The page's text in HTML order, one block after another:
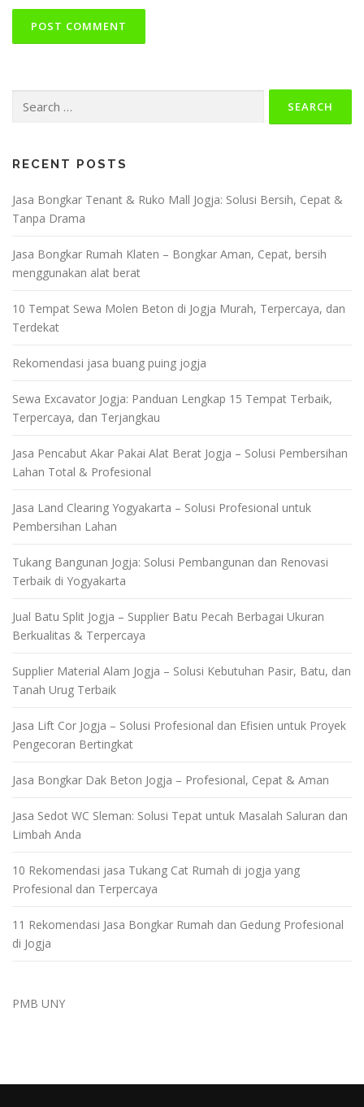
for:
RECENT POSTS
Jasa Bongkar Tenant & Ruko Mall Jogja: Solusi Bersih, Cepat &
Tanpa Drama
Jasa Bongkar Rumah Klaten – Bongkar Aman, Cepat, bersih
menggunakan alat berat
10 Tempat Sewa Molen Beton di Jogja Murah, Terpercaya, dan
Terdekat
Rekomendasi jasa buang puing jogja
Sewa Excavator Jogja: Panduan Lengkap 15 Tempat Terbaik,
Terpercaya, dan Terjangkau
Jasa Pencabut Akar Pakai Alat Berat Jogja – Solusi Pembersihan
Lahan Total & Profesional
Jasa Land Clearing Yogyakarta – Solusi Profesional untuk
Pembersihan Lahan
Tukang Bangunan Jogja: Solusi Pembangunan dan Renovasi
Terbaik di Yogyakarta
Jual Batu Split Jogja – Supplier Batu Pecah Berbagai Ukuran
Berkualitas & Terpercaya
Supplier Material Alam Jogja – Solusi Kebutuhan Pasir, Batu, dan
Tanah Urug Terbaik
Jasa Lift Cor Jogja – Solusi Profesional dan Efisien untuk Proyek
Pengecoran Bertingkat
Jasa Bongkar Dak Beton Jogja – Profesional, Cepat & Aman
Jasa Sedot WC Sleman: Solusi Tepat untuk Masalah Saluran dan
Limbah Anda
10 Rekomendasi jasa Tukang Cat Rumah di jogja yang
Profesional dan Terpercaya
11 Rekomendasi Jasa Bongkar Rumah dan Gedung Profesional
di Jogja
PMB UNY